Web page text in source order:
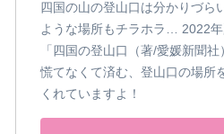
四国の山の登山口は分かりづら
ような場所もチラホラ… 2022
「四国の登山口（著/愛媛新聞
慌てなくて済む、登山口の場所
くれていますよ！